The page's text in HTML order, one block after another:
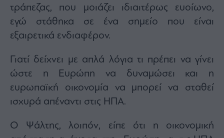
τράπεζας, που μοιάζει ιδιαιτέρως ευοίωνο,
εγώ στάθηκα σε ένα σημείο που είναι
εξαιρετικά ενδιαφέρον.
Γιατί δείχνει με απλά λόγια τι πρέπει να γίνει
ώστε η Ευρώπη να δυναμώσει και η
ευρωπαϊκή οικονομία να μπορεί να σταθεί
ισχυρά απέναντι στις ΗΠΑ.
Ο Ψάλτης, λοιπόν, είπε ότι η οικονομική